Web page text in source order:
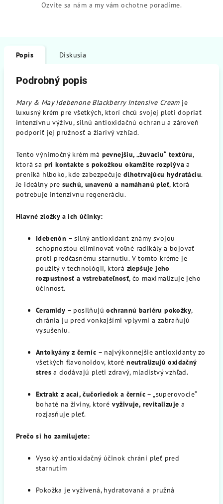
Ozvite sa nám a my vám ochotne poradíme.
Popis Diskusia
Podrobný popis
Mary & May Idebenone Blackberry Intensive Creamje
luxusný krém pre všetkých, ktorí chcú svojej pleti dopriať
intenzívnu výživu, silnú antioxidačnú ochranu a zároveň
podporiť jej pružnosť a žiarivý vzhľad.
Tento výnimočný krém má pevnejšiu, „žuvaciu“ textúru,
ktorá sa pri kontakte s pokožkou okamžite rozplýva a
preniká hlboko, kde zabezpečuje dlhotrvajúcu hydratáciu.
Je ideálny presuchú, unavenú a namáhanú pleť, ktorá
potrebuje intenzívnu regeneráciu.
Hlavné zložky a ich účinky:
Idebenón – silný antioxidant známy svojou
schopnosťou eliminovať voľné radikály a bojovať
proti predčasnému starnutiu. V tomto kréme je
použitý v technológii, ktorá zlepšuje jeho
rozpustnosť a vstrebateľnosť, čo maximalizuje jeho
účinnosť.
Ceramidy – posilňujúochrannú bariéru pokožky,
chránia ju pred vonkajšími vplyvmi a zabraňujú
vysušeniu.
Antokyány z černíc – najvýkonnejšie antioxidanty zo
všetkých flavonoidov, ktoréneutralizujú oxidačný
stres a dodávajú pleti zdravý, mladistvý vzhľad.
Extrakt z acai, čučoriedok a černíc – „superovocie“
bohaté na živiny, ktoré vyživuje, revitalizuje a
rozjasňuje pleť.
Prečo si ho zamilujete:
Vysoký antioxidačný účinok chráni pleť pred
starnutím
Pokožka je vyživená, hydratovaná a pružná